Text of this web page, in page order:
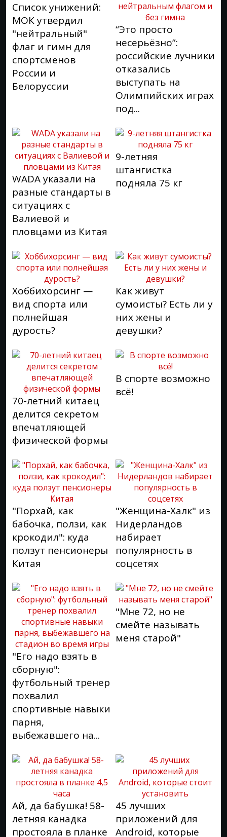
Список унижений:
МОК утвердил
"нейтральный"
флаг и гимн для
спортсменов
России и
Белоруссии
“Это просто
несерьёзно”:
российские лучники
отказались
выступать на
Олимпийских играх
под...
WADA указали на
разные стандарты в
ситуациях с
Валиевой и
пловцами из Китая
9-летняя
штангистка
подняла 75 кг
Хоббихорсинг —
вид спорта или
полнейшая
дурость?
Как живут
сумоисты? Есть ли у
них жены и
девушки?
70-летний китаец
делится секретом
впечатляющей
физической формы
В спорте возможно
всё!
"Порхай, как
бабочка, ползи, как
крокодил": куда
ползут пенсионеры
Китая
"Женщина-Халк" из
Нидерландов
набирает
популярность в
соцсетях
"Его надо взять в
сборную":
футбольный тренер
похвалил
спортивные навыки
парня,
выбежавшего на...
"Мне 72, но не
смейте называть
меня старой"
Ай, да бабушка! 58-
летняя канадка
простояла в планке
45 лучших
приложений для
Android, которые